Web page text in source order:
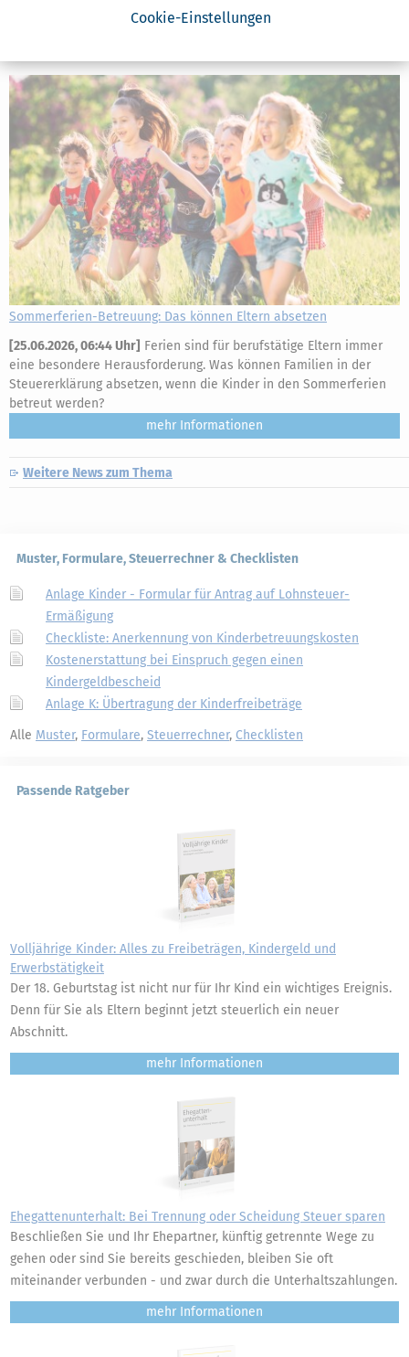
Cookie-Einstellungen
Sommerferien-Betreuung: Das können Eltern absetzen
[25.06.2026, 06:44 Uhr] Ferien sind für berufstätige Eltern immer
eine besondere Herausforderung. Was können Familien in der
Steuererklärung absetzen, wenn die Kinder in den Sommerferien
betreut werden?
mehr
Weitere News zum Thema
Muster, Formulare, Steuerrechner & Checklisten
Anlage Kinder - Formular für Antrag auf Lohnsteuer-
Ermäßigung
Checkliste: Anerkennung von Kinderbetreuungskosten
Kostenerstattung bei Einspruch gegen einen
Kindergeldbescheid
Anlage K: Übertragung der Kinderfreibeträge
Alle Muster, Formulare, Steuerrechner, Checklisten
Passende Ratgeber
Volljährige Kinder: Alles zu Freibeträgen, Kindergeld und
Erwerbstätigkeit
Der 18. Geburtstag ist nicht nur für Ihr Kind ein wichtiges Ereignis.
Denn für Sie als Eltern beginnt jetzt steuerlich ein neuer
Abschnitt.
mehr
Ehegattenunterhalt: Bei Trennung oder Scheidung Steuer sparen
Beschließen Sie und Ihr Ehepartner, künftig getrennte Wege zu
gehen oder sind Sie bereits geschieden, bleiben Sie oft
miteinander verbunden - und zwar durch die Unterhaltszahlungen.
mehr